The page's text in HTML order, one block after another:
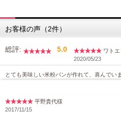
お客様の声（2件）
総評: 5.0
ワト
2020/05/23
とても美味しい米粉パンが作れて、喜んでいま
平野貴代様
2017/11/15